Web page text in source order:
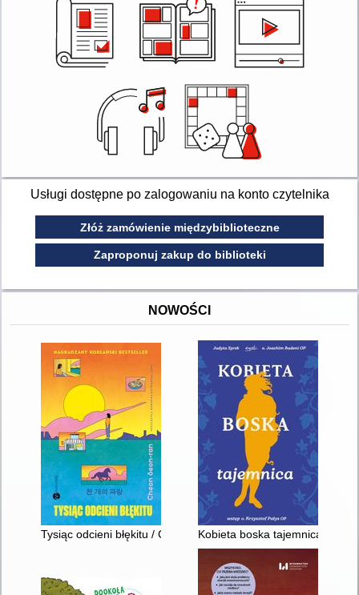
Usługi dostępne po zalogowaniu na konto czytelnika
Złóż zamówienie międzybiblioteczne
Zaproponuj zakup do biblioteki
NOWOŚCI
Tysiąc odcieni błękitu / Cheon Seon-ran ; z koreańskiego
Kobieta boska tajemnica